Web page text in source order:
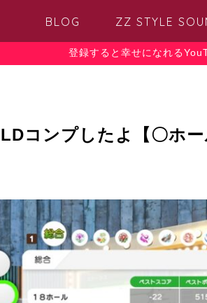
BLOG ZZ STYLE
登録すると幸せになれる
コンプしたよ【〇ホ